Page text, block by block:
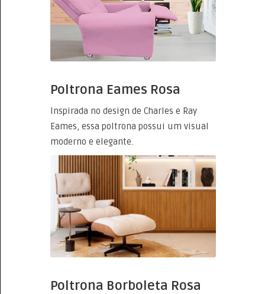
Poltrona Eames Rosa
Inspirada no design de Charles e Ray
Eames, essa poltrona possui um visual
moderno e elegante.
Poltrona Borboleta Rosa